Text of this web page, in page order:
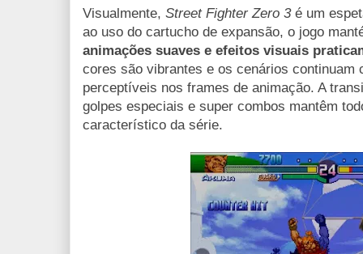
Visualmente, Street Fighter Zero 3é um
ao uso do cartucho de expansão, o jogo
animações suaves e efeitos visuais
cores são vibrantes e os cenários continuam
perceptíveis nos frames de animação. A
golpes especiais e super combos mantêm
característico da série.